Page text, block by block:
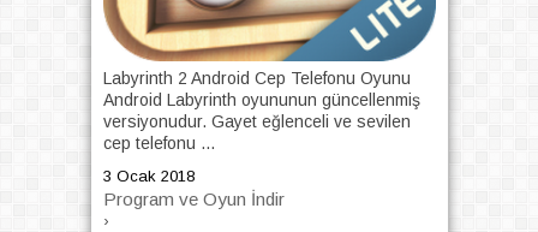
Labyrinth 2 Android Cep Telefonu Oyunu
Android Labyrinth oyununun güncellenmiş
versiyonudur. Gayet eğlenceli ve sevilen
cep telefonu ...
3 Ocak 2018
Program ve Oyun İndir
›